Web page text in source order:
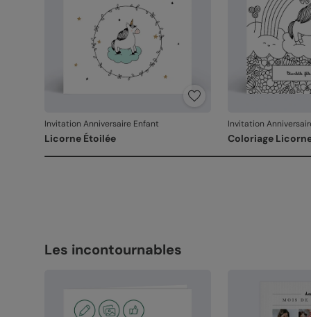
Invitation Anniversaire Enfant
Licorne Étoilée
Invitation
Coloriage
Les incontournables